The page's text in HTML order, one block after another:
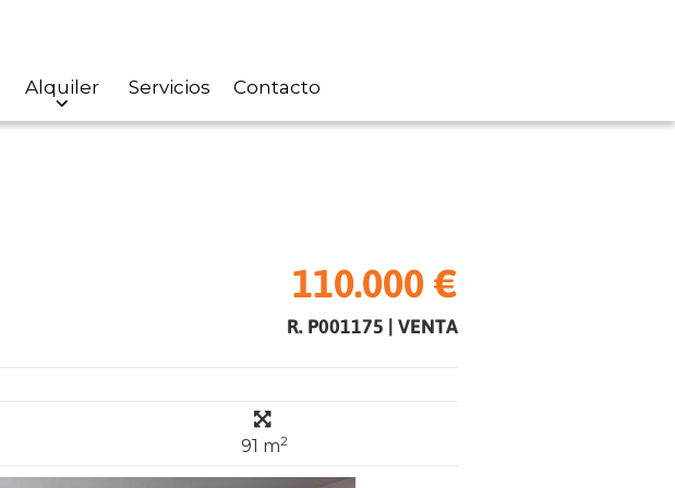
Alquiler Servicios Contacto
110.000 €
R. P001175 | VENTA
91 m2